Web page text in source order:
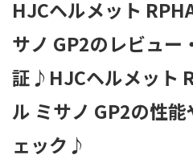
HJCヘルメット
サノ GP2のレビュー
証♪HJCヘルメット
ル ミサノ GP2の性
ェック♪